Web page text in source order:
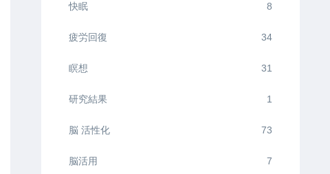
快眠 8
疲労回復 34
瞑想 31
研究結果 1
脳 活性化 73
脳活用 7